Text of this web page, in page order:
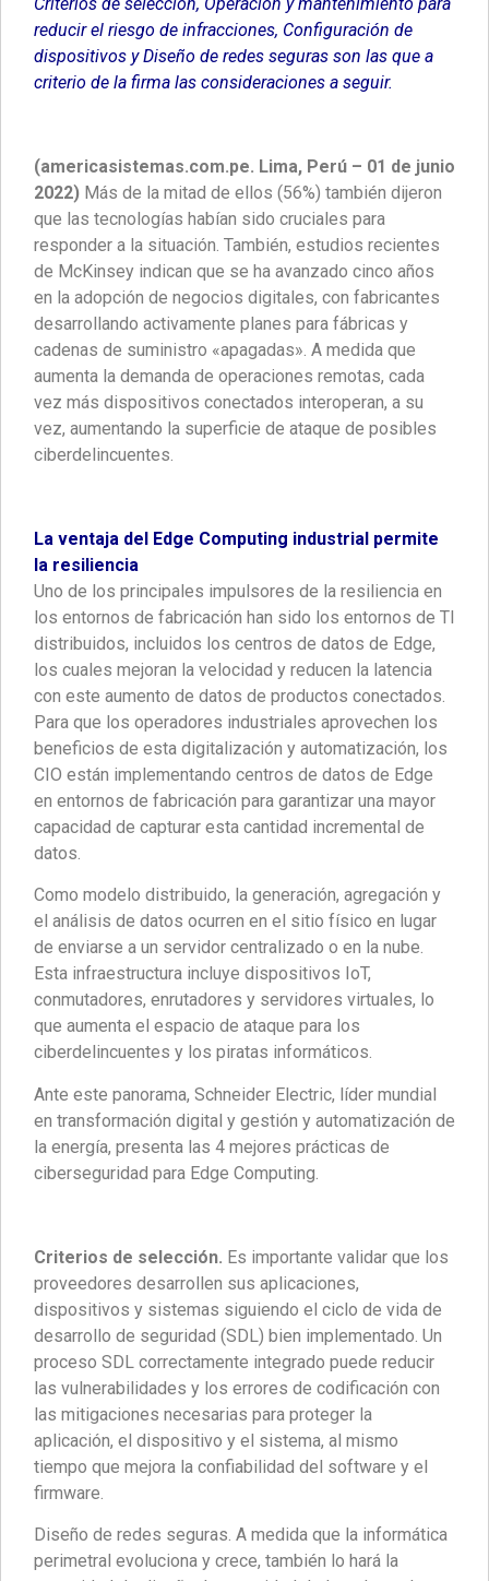
Criterios de selección, Operación y mantenimiento para
reducir el riesgo de infracciones, Configuración de
dispositivos y Diseño de redes seguras son las que a
criterio de la firma las consideraciones a seguir.
(americasistemas.com.pe. Lima, Perú – 01 de junio
2022) Más de la mitad de ellos (56%) también dijeron
que las tecnologías habían sido cruciales para
responder a la situación. También, estudios recientes
de McKinsey indican que se ha avanzado cinco años
en la adopción de negocios digitales, con fabricantes
desarrollando activamente planes para fábricas y
cadenas de suministro «apagadas». A medida que
aumenta la demanda de operaciones remotas, cada
vez más dispositivos conectados interoperan, a su
vez, aumentando la superficie de ataque de posibles
ciberdelincuentes.
La ventaja del Edge Computing industrial permite
la resiliencia
Uno de los principales impulsores de la resiliencia en
los entornos de fabricación han sido los entornos de TI
distribuidos, incluidos los centros de datos de Edge,
los cuales mejoran la velocidad y reducen la latencia
con este aumento de datos de productos conectados.
Para que los operadores industriales aprovechen los
beneficios de esta digitalización y automatización, los
CIO están implementando centros de datos de Edge
en entornos de fabricación para garantizar una mayor
capacidad de capturar esta cantidad incremental de
datos.
Como modelo distribuido, la generación, agregación y
el análisis de datos ocurren en el sitio físico en lugar
de enviarse a un servidor centralizado o en la nube.
Esta infraestructura incluye dispositivos IoT,
conmutadores, enrutadores y servidores virtuales, lo
que aumenta el espacio de ataque para los
ciberdelincuentes y los piratas informáticos.
Ante este panorama, Schneider Electric, líder mundial
en transformación digital y gestión y automatización de
la energía, presenta las 4 mejores prácticas de
ciberseguridad para Edge Computing.
Criterios de selección. Es importante validar que los
proveedores desarrollen sus aplicaciones,
dispositivos y sistemas siguiendo el ciclo de vida de
desarrollo de seguridad (SDL) bien implementado. Un
proceso SDL correctamente integrado puede reducir
las vulnerabilidades y los errores de codificación con
las mitigaciones necesarias para proteger la
aplicación, el dispositivo y el sistema, al mismo
tiempo que mejora la confiabilidad del software y el
firmware.
Diseño de redes seguras. A medida que la informática
perimetral evoluciona y crece, también lo hará la